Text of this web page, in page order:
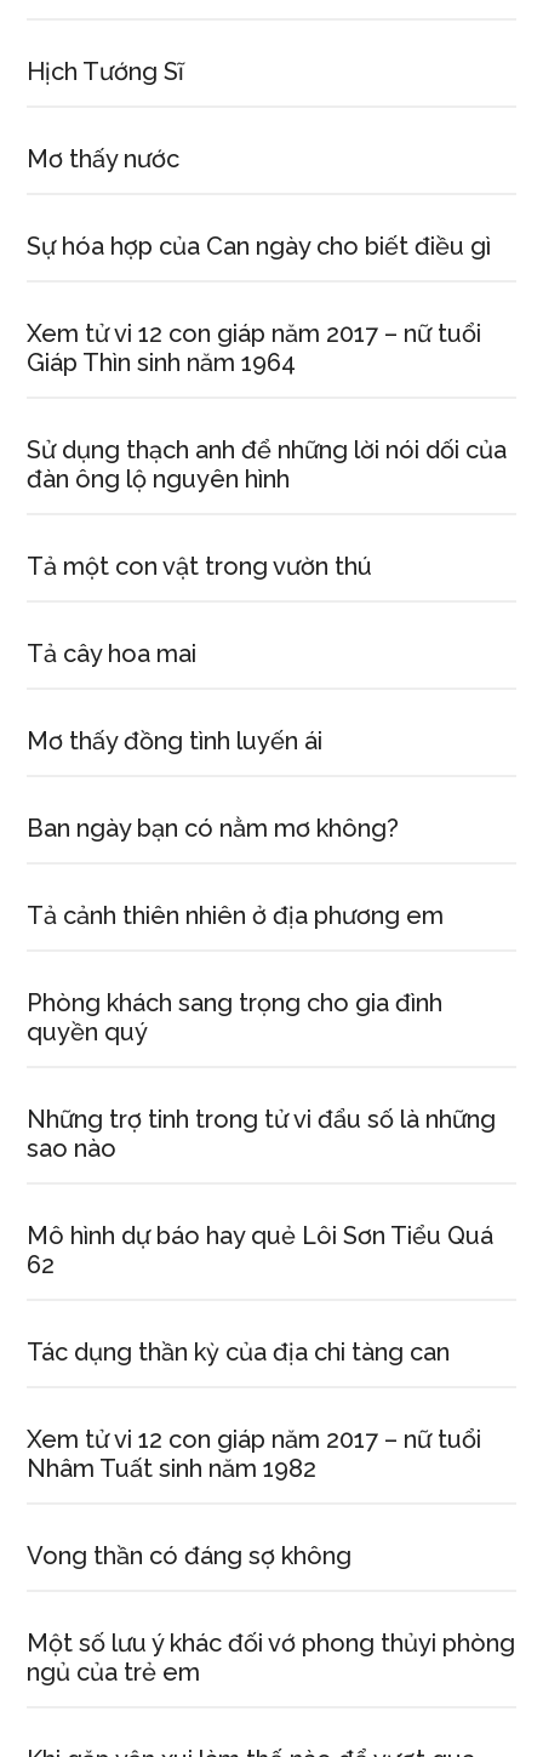
Hịch Tướng Sĩ
Mơ thấy nước
Sự hóa hợp của Can ngày cho biết điều gì
Xem tử vi 12 con giáp năm 2017 – nữ tuổi
Giáp Thìn sinh năm 1964
Sử dụng thạch anh để những lời nói dối của
đàn ông lộ nguyên hình
Tả một con vật trong vườn thú
Tả cây hoa mai
Mơ thấy đồng tình luyến ái
Ban ngày bạn có nằm mơ không?
Tả cảnh thiên nhiên ở địa phương em
Phòng khách sang trọng cho gia đình
quyền quý
Những trợ tinh trong tử vi đẩu số là những
sao nào
Mô hình dự báo hay quẻ Lôi Sơn Tiểu Quá
62
Tác dụng thần kỳ của địa chi tàng can
Xem tử vi 12 con giáp năm 2017 – nữ tuổi
Nhâm Tuất sinh năm 1982
Vong thần có đáng sợ không
Một số lưu ý khác đối vớ phong thủyi phòng
ngủ của trẻ em